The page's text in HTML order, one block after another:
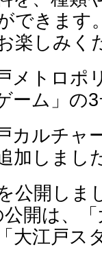
できます
楽しみく
メトロポ
ーム」
カルチャ
加しまし
公開しま
公開は、
大江戸ス